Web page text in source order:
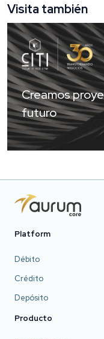
Visita también
Creamos
futuro
Platform
Débito
Crédito
Depósito
Producto